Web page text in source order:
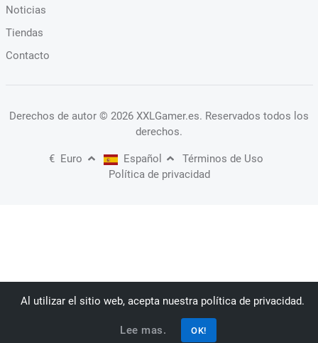
Noticias
Tiendas
Contacto
Derechos de autor © 2026 XXLGamer.es. Reservados todos los
derechos.
€ Euro Español
Términos de Uso
Política de privacidad
Al utilizar el sitio web, acepta nuestra política de privacidad.
Lee mas. OK!